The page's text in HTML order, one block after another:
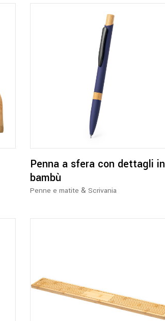
Questo
prodotto
possono
scelte
Penna a sfera con dettagli in
bambù
Penne e matite &Scrivania